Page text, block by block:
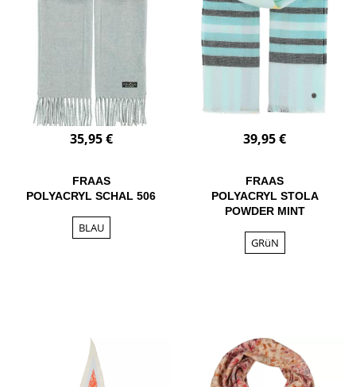
35,95 €
FRAAS
POLYACRYL SCHAL 506
BLAU
39,95 €
FRAAS
POLYACRYL STOLA
POWDER MINT
GRüN